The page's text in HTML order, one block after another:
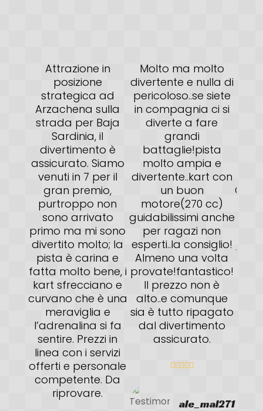
Attrazione in
posizione
strategica ad
Arzachena sulla
strada per Baja
Sardinia, il
divertimento è
assicurato. Siamo
venuti in 7 per il
gran premio,
purtroppo non
sono arrivato
primo ma mi sono
divertito molto; la
pista è carina e
fatta molto bene, i
kart sfrecciano e
curvano che è una
meraviglia e
l’adrenalina si fa
sentire. Prezzi in
linea con i servizi
offerti e personale
competente. Da
riprovare.
Molto ma molto
divertente e nulla di
pericoloso..se siete
in compagnia ci si
diverte a fare
grandi
battaglie!pista
molto ampia e
divertente..kart con
un buon
motore(270 cc)
guidabilissimi anche
per ragazi non
esperti..la consiglio!
Almeno una volta
provate!fantastico!
Il prezzo non è
alto..e comunque
sia è tutto ripagato
dal divertimento
assicurato.
    
ale_mal271